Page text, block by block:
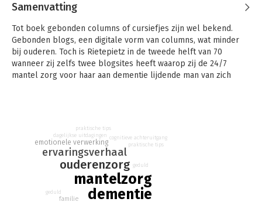
Samenvatting
Tot boek gebonden columns of cursiefjes zijn wel bekend.
Gebonden blogs, een digitale vorm van columns, wat minder
bij ouderen. Toch is Rietepietz in de tweede helft van 70
wanneer zij zelfs twee blogsites heeft waarop zij de 24/7
mantel zorg voor haar aan dementie lijdende man van zich
humor, maar zich soms ver schuilend achter de derde
persoonsvorm, wanneer het pijnlijk is om in de ik-vorm te
schrijven. Het bloggen houdt via de meelevende reacties de
eenzaamheid buiten de deur wanneer haar man steeds verder
wegzakt in de dementie. Boeken door mantelzorgers gaan
meestal over een al in een zorghuis verblijvende ouder of
mantelzorg
dementie
ouderenzorg
ervaringsverhaal
emotionele verwerking
familie
dagelijkse uitdagingen
praktische tips
cognitieve achteruitgang
geduld
praktische tips
geduld